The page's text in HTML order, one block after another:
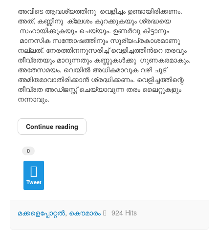
അവിടെ ആവശ്യത്തിനു വെളിച്ചം ഉണ്ടായിരിക്കണം.
അത്, കണ്ണിനു ക്ലേശം കുറക്കുകയും ശ്രദ്ധയെ
സഹായിക്കുകയും ചെയ്യും. ഉണർവു കിട്ടാനും
മാനസിക സന്തോഷത്തിനും സൂര്യപ്രകാശമാണു
നല്ലത്. നേരത്തിനനുസരിച്ച് വെളിച്ചത്തിൻറെ തരവും
തീവ്രതയും മാറുന്നതും കണ്ണുകൾക്കു ഗുണകരമാകും.
അതേസമയം, വെയിൽ അധികമാവുക വഴി ചൂട്
അമിതമാവാതിരിക്കാൻ ശ്രദ്ധിക്കണം. വെളിച്ചത്തിന്റെ
തീവ്രത അഡ്ജസ്റ്റ് ചെയ്യാവുന്ന തരം ലൈറ്റുകളും
നന്നാവും.
Continue reading
0
Tweet
മക്കളെപ്പോറ്റല്‍ കൌമാരം 924 Hits